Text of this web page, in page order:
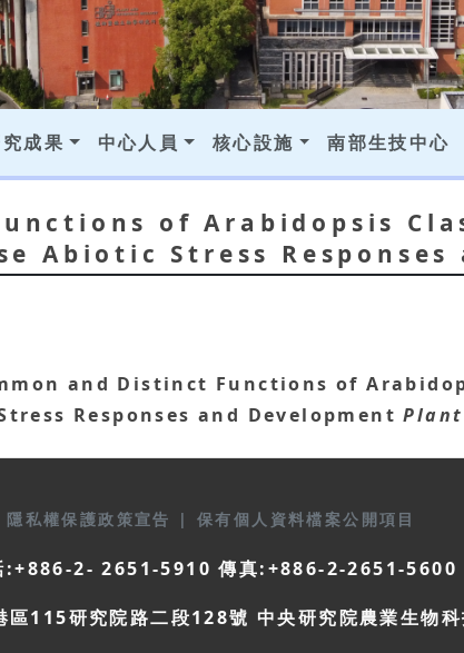
成果 中心人員 核心設施 南部生技中心
of Arabidopsis
Abiotic Stress Responses
and Distinct Functions of
Responses and Development
隱私權保護政策宣告 | 保有個人資料檔案公開項目
:+886-2- 2651-5910 傳真:+886-2-2651-5600
區115研究院路二段128號 中央研究院農業生物